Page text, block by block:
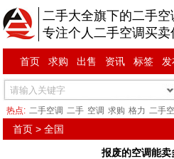
二手大全旗下的二手空
专注个人二手空调买卖
首页 求购 出售 资讯 标签
热点: 二手空调 二手 空调 求购 格力 二手
首页 >全国
报废的空调能卖